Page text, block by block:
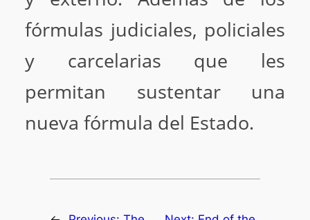
fórmulas judiciales, policiales
y carcelarias que les
permitan sustentar una
nueva fórmula del Estado.